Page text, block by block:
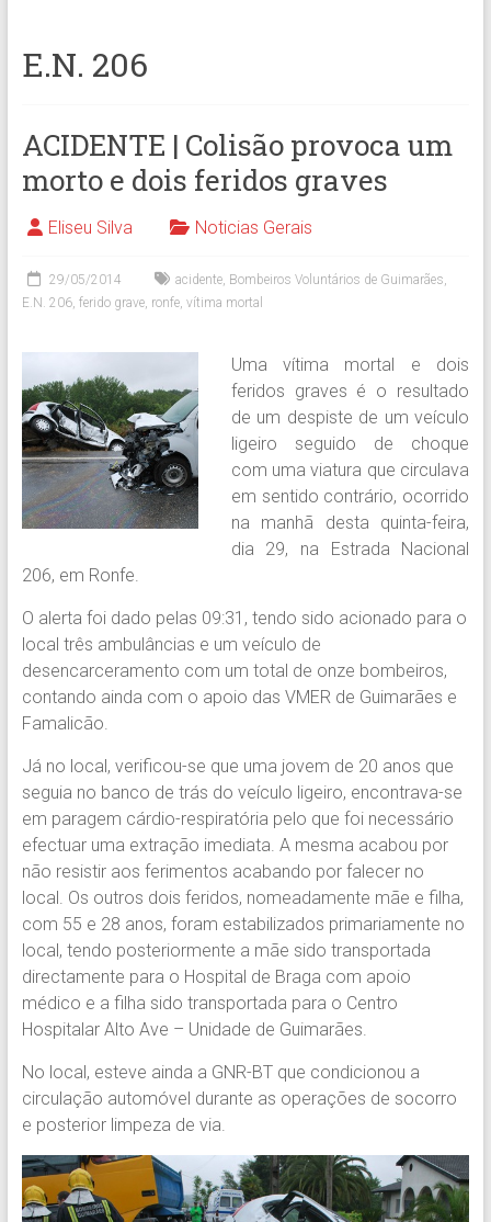
E.N. 206
ACIDENTE | Colisão provoca um
morto e dois feridos graves
Eliseu Silva Noticias Gerais
29/05/2014 acidente, Bombeiros Voluntários de Guimarães,
E.N. 206, ferido grave, ronfe, vítima mortal
Uma vítima mortal e dois
feridos graves é o resultado
de um despiste de um veículo
ligeiro seguido de choque
com uma viatura que circulava
em sentido contrário, ocorrido
na manhã desta quinta-feira,
dia 29, na Estrada Nacional
206, em Ronfe.
O alerta foi dado pelas 09:31, tendo sido acionado para o
local três ambulâncias e um veículo de
desencarceramento com um total de onze bombeiros,
contando ainda com o apoio das VMER de Guimarães e
Famalicão.
Já no local, verificou-se que uma jovem de 20 anos que
seguia no banco de trás do veículo ligeiro, encontrava-se
em paragem cárdio-respiratória pelo que foi necessário
efectuar uma extração imediata. A mesma acabou por
não resistir aos ferimentos acabando por falecer no
local. Os outros dois feridos, nomeadamente mãe e filha,
com 55 e 28 anos, foram estabilizados primariamente no
local, tendo posteriormente a mãe sido transportada
directamente para o Hospital de Braga com apoio
médico e a filha sido transportada para o Centro
Hospitalar Alto Ave – Unidade de Guimarães.
No local, esteve ainda a GNR-BT que condicionou a
circulação automóvel durante as operações de socorro
e posterior limpeza de via.